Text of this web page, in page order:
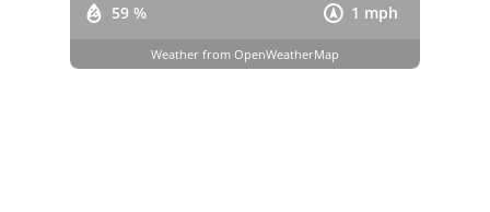
59 % 1 mph
Weather from OpenWeatherMap